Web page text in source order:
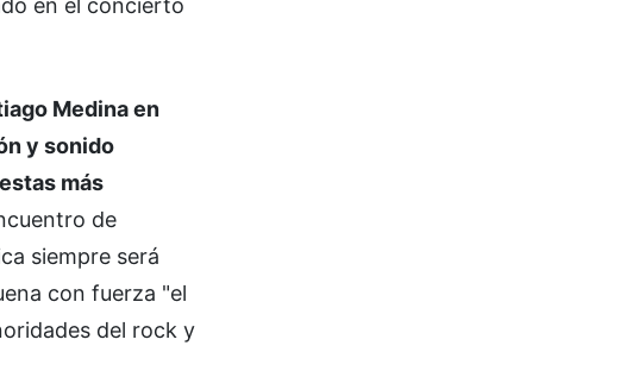
Medina en
y sonido
más
de
siempre será
con fuerza "el
del rock y